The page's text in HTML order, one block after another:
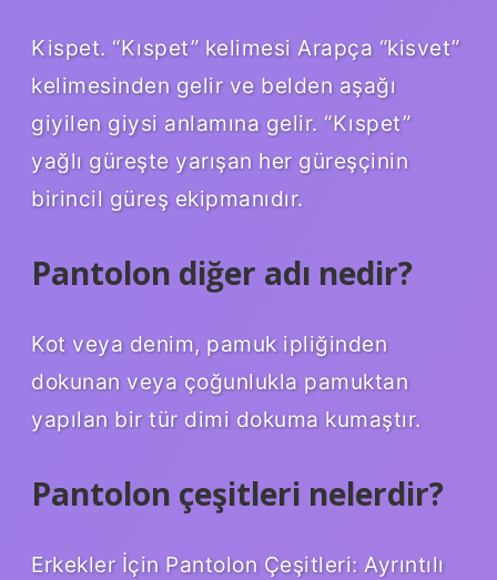
Kispet. “Kıspet” kelimesi Arapça “kisvet”
kelimesinden gelir ve belden aşağı
giyilen giysi anlamına gelir. “Kıspet”
yağlı güreşte yarışan her güreşçinin
birincil güreş ekipmanıdır.
Pantolon diğer adı nedir?
Kot veya denim, pamuk ipliğinden
dokunan veya çoğunlukla pamuktan
yapılan bir tür dimi dokuma kumaştır.
Pantolon çeşitleri nelerdir?
Erkekler İçin Pantolon Çeşitleri: Ayrıntılı